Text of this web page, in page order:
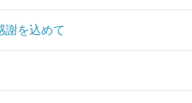
を込めて